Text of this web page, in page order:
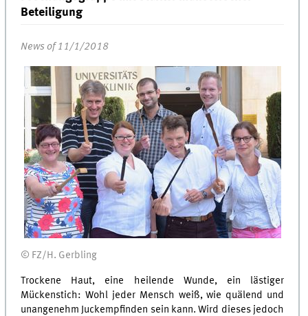
Beteiligung
News of 11/1/2018
© FZ/H. Gerbling
Trockene Haut, eine heilende Wunde, ein lästiger
Mückenstich: Wohl jeder Mensch weiß, wie quälend und
unangenehm Juckempfinden sein kann. Wird dieses jedoch